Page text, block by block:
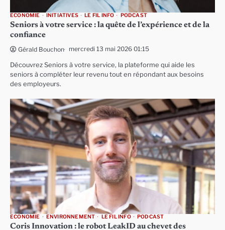
ECONOMIE INITIATIVES LE FIL INFO PODCAST
Seniors à votre service : la quête de l’expérience et de la
confiance
Gérald Bouchon mercredi 13 mai 2026 01:15
Découvrez Seniors à votre service, la plateforme qui aide les
seniors à compléter leur revenu tout en répondant aux besoins
des employeurs.
ECONOMIE ENVIRONNEMENT LE FIL INFO PODCAST
Coris Innovation : le robot LeakID au chevet des